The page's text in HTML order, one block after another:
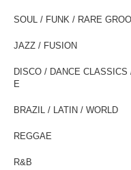
SOUL / FUNK / RARE
JAZZ / FUSION
DISCO / DANCE
E
BRAZIL / LATIN / WORLD
REGGAE
R&B